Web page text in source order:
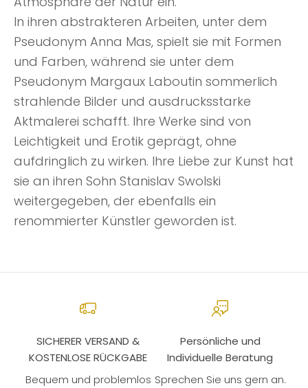
In ihren abstrakteren Arbeiten, unter dem
Pseudonym Anna Mas, spielt sie mit Formen
und Farben, während sie unter dem
Pseudonym Margaux Laboutin sommerlich
strahlende Bilder und ausdrucksstarke
Aktmalerei schafft. Ihre Werke sind von
Leichtigkeit und Erotik geprägt, ohne
aufdringlich zu wirken. Ihre Liebe zur Kunst hat
sie an ihren Sohn Stanislav Swolski
weitergegeben, der ebenfalls ein
renommierter Künstler geworden ist.
SICHERER VERSAND &
KOSTENLOSE RÜCKGABE
Bequem und problemlos
Persönliche und
Individuelle Beratung
Sprechen Sie uns gern an.